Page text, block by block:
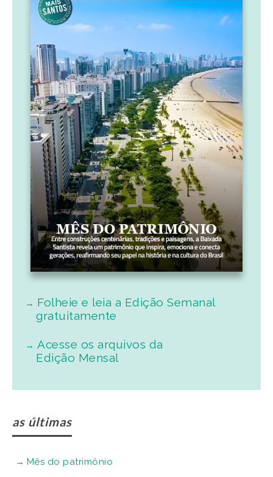
Folheie e leia a Edição Semanal
gratuitamente
Acesse os arquivos da
Edição Mensal
as últimas
Mês do patrimônio